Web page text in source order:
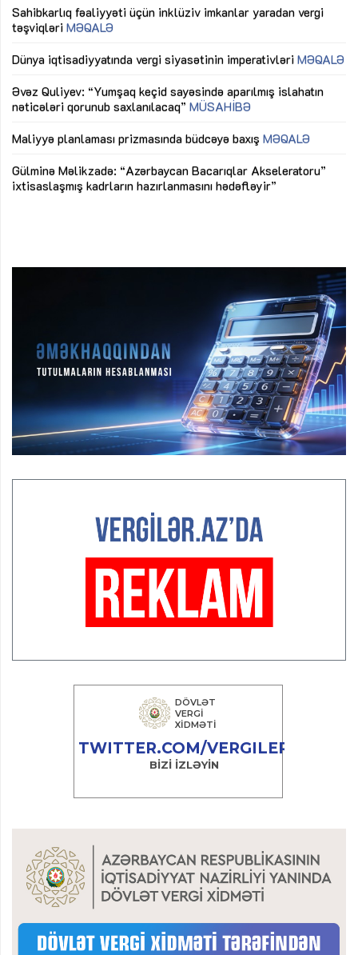
Sahibkarlıq fəaliyyəti üçün inklüziv imkanlar yaradan vergi
təşviqləri MƏQALƏ
Dünya iqtisadiyyatında vergi siyasətinin imperativləri MƏQALƏ
Əvəz Quliyev: “Yumşaq keçid sayəsində aparılmış islahatın
nəticələri qorunub saxlanılacaq” MÜSAHİBƏ
Maliyyə planlaması prizmasında büdcəyə baxış MƏQALƏ
Gülminə Məlikzadə: “Azərbaycan Bacarıqlar Akseleratoru”
ixtisaslaşmış kadrların hazırlanmasını hədəfləyir”